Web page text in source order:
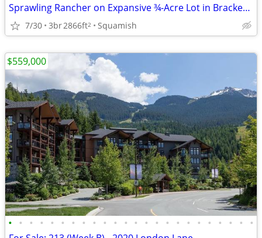
Sprawling Rancher on Expansive ¾-Acre Lot in Brackendale
7/30 3br2866ft2 Squamish
• • • • • • • • • • • • • • • • • • • • • • • •
$559,000